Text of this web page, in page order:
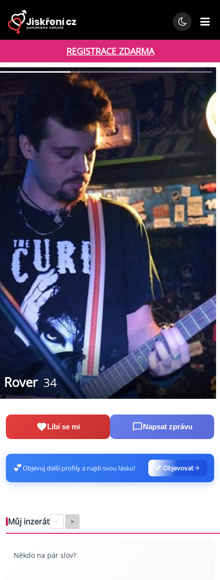
REGISTRACE ZDARMA
Rover 34
Líbí se mi Napsat zprávu
💕Objevuj další profily a najdi svou lásku! 💕 Objevovat
Můj inzerát < >
Někdo na pár slov?